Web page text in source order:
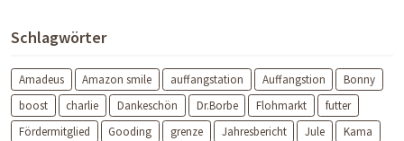
Schlagwörter
Amadeus Amazon smile auffangstation Auffangstion
Bonny
boost
charlie Dankeschön Dr.Borbe Flohmarkt
futter
Fördermitglied
Gooding grenze Jahresbericht Jule
Kama